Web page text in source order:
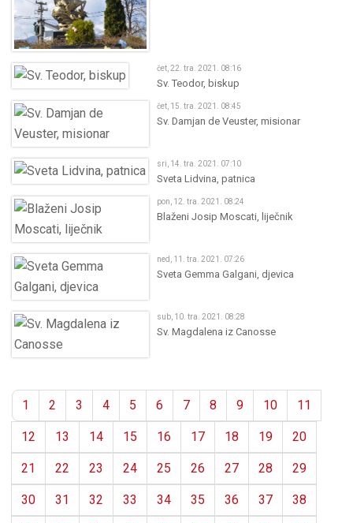
čet, 22. tra. 2021. 08:16
Sv. Teodor, biskup
čet, 15. tra. 2021. 08:45
Sv. Damjan de Veuster, misionar
sri, 14. tra. 2021. 07:10
Sveta Lidvina, patnica
pon, 12. tra. 2021. 08:24
Blaženi Josip Moscati, liječnik
ned, 11. tra. 2021. 07:26
Sveta Gemma Galgani, djevica
sub, 10. tra. 2021. 08:28
Sv. Magdalena iz Canosse
1 2 3 4 5 6 7 8 9 10 11
12 13 14 15 16 17 18 19 20
21 22 23 24 25 26 27 28 29
30 31 32 33 34 35 36 37 38